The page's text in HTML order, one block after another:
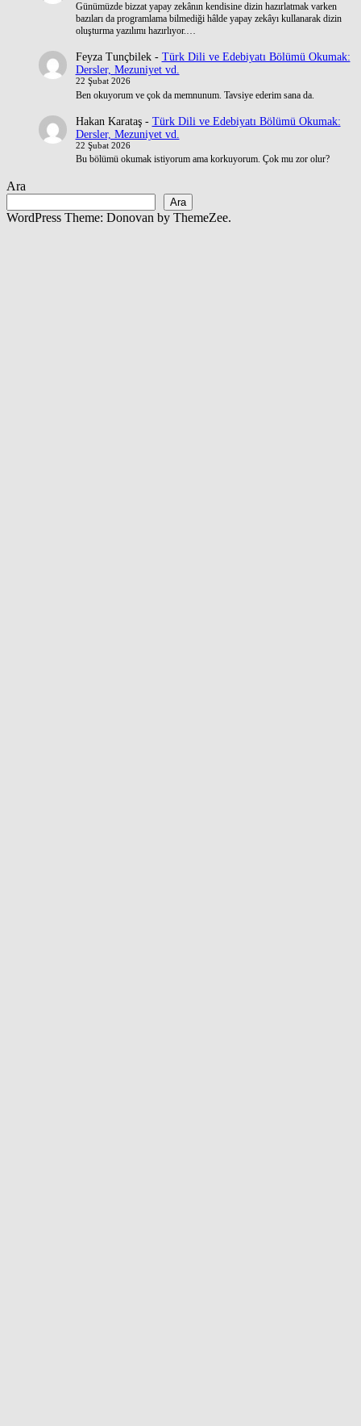
Günümüzde bizzat yapay zekânın kendisine dizin hazırlatmak varken
bazıları da programlama bilmediği hâlde yapay zekâyı kullanarak dizin
oluşturma yazılımı hazırlıyor.…
Feyza Tunçbilek- Türk Dili ve Edebiyatı Bölümü Okumak:
Dersler, Mezuniyet vd.
22 Şubat 2026
Ben okuyorum ve çok da memnunum. Tavsiye ederim sana da.
Hakan Karataş- Türk Dili ve Edebiyatı Bölümü Okumak:
Dersler, Mezuniyet vd.
22 Şubat 2026
Bu bölümü okumak istiyorum ama korkuyorum. Çok mu zor olur?
Ara
Ara
WordPress Theme: Donovan by ThemeZee.